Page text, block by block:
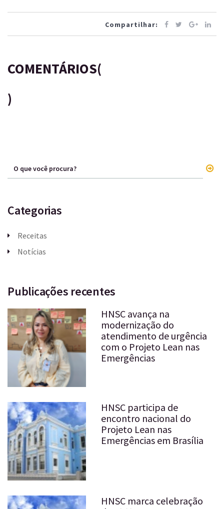
Compartilhar:
COMENTÁRIOS(
)
Categorias
Receitas
Notícias
Publicações recentes
HNSC avança na
modernização do
atendimento de urgência
com o Projeto Lean nas
Emergências
HNSC participa de
encontro nacional do
Projeto Lean nas
Emergências em Brasília
HNSC marca celebração